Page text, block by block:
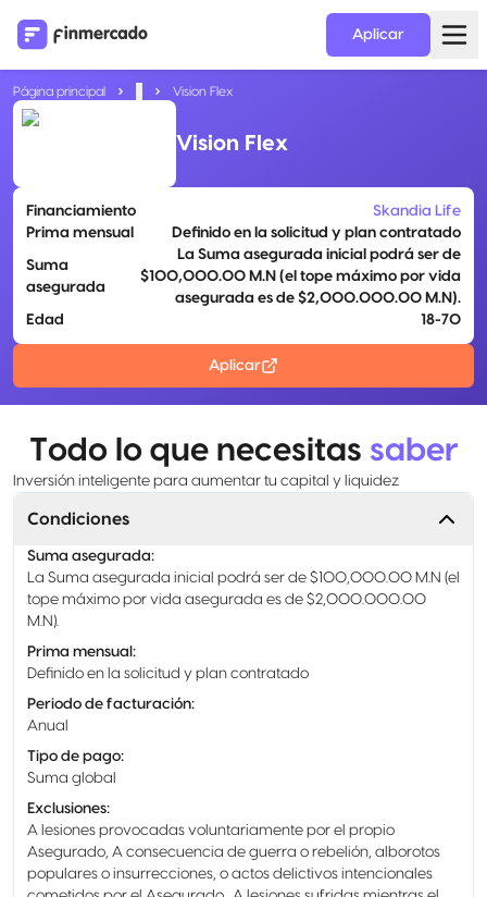
Aplicar
Página principal Vision Flex
Vision Flex
Financiamiento
Skandia Life
Prima mensual
Definido en la solicitud y plan contratado
Suma
asegurada
La Suma asegurada inicial podrá ser de
$100,000.00 M.N (el tope máximo por vida
asegurada es de $2,000.000.00 M.N).
Edad
18-70
Aplicar
Todo lo que necesitas saber
Inversión inteligente para aumentar tu capital y liquidez
Condiciones
Suma asegurada:
La Suma asegurada inicial podrá ser de $100,000.00 M.N (el
tope máximo por vida asegurada es de $2,000.000.00
M.N).
Prima mensual :
Definido en la solicitud y plan contratado
Periodo de facturación:
Anual
Tipo de pago:
Suma global
Exclusiones:
A lesiones provocadas voluntariamente por el propio
Asegurado, A consecuencia de guerra o rebelión, alborotos
populares o insurrecciones, o actos delictivos intencionales